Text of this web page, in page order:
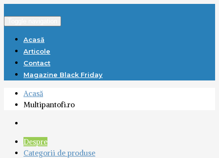
Acasă
Articole
Contact
Magazine Black Friday
Acasă
Multipantofi.ro
Despre
Categorii de produse